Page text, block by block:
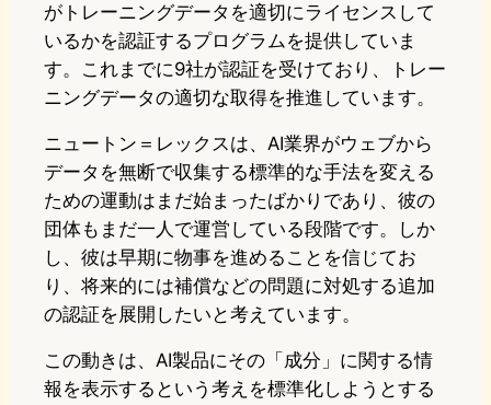
がトレーニングデータを適切にライセンスして
いるかを認証するプログラムを提供していま
す。これまでに9社が認証を受けており、トレー
ニングデータの適切な取得を推進しています。
ニュートン＝レックスは、AI業界がウェブから
データを無断で収集する標準的な手法を変える
ための運動はまだ始まったばかりであり、彼の
団体もまだ一人で運営している段階です。しか
し、彼は早期に物事を進めることを信じてお
り、将来的には補償などの問題に対処する追加
の認証を展開したいと考えています。
この動きは、AI製品にその「成分」に関する情
報を表示するという考えを標準化しようとする